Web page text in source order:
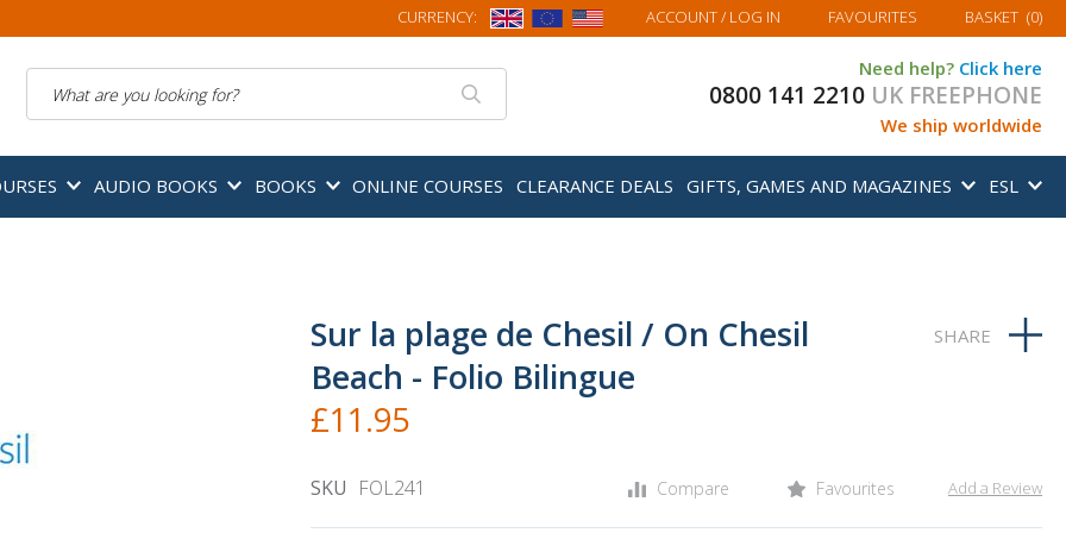
CURRENCY: ACCOUNT/ LOG IN FAVOURITES MY BASKET
BASKET (0)
Need help? Click here
0800 141 2210 UK FREEPHONE
We ship worldwide
AUDIO BOOKS BOOKS ONLINE COURSES CLEARANCE DEALS GIFTS, GAMES AND MAGAZINES ESL
Sur la plage de Chesil / On Chesil
Beach - Folio Bilingue
£11.95
SKU FOL241 Compare Favourites Add a Review